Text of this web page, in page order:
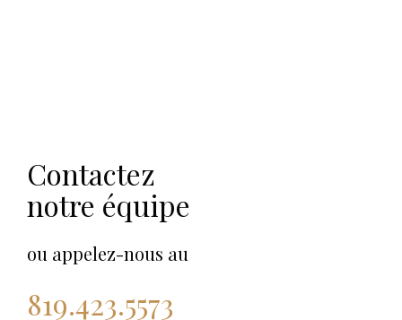
Contactez
notre équipe
ou appelez-nous au
819.423.5573